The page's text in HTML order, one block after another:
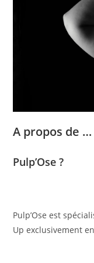
A propos de …
Pulp’Ose ?
Pulp’Ose est
Up exclusivement